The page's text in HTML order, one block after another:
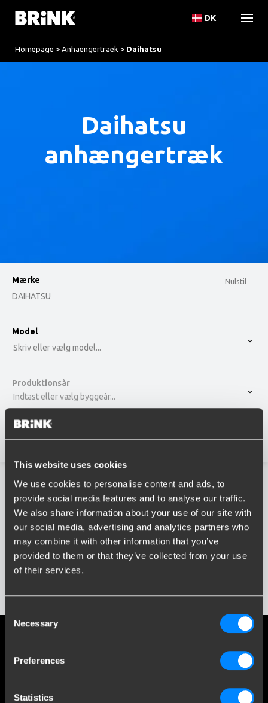
This website uses cookies
We use cookies to personalise content and ads, to
provide social media features and to analyse our traffic.
We also share information about your use of our site with
our social media, advertising and analytics partners who
may combine it with other information that you’ve
provided to them or that they’ve collected from your use
of their services.
Selection
Necessary
Preferences
Statistics
DK
Homepage > Anhaengertraek > Daihatsu
Daihatsu
anhængertræk
Nulstil
Mærke
DAIHATSU
option , selected.
Model
Skriv eller vælg model...
Produktionsår
Indtast eller vælg byggeår...
Vis resultater
TERIOS